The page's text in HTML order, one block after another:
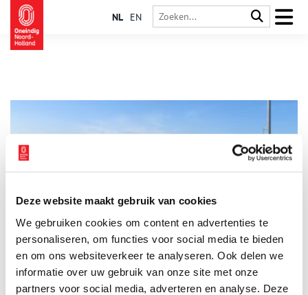
Deze website maakt gebruik van cookies
We gebruiken cookies om content en advertenties te
personaliseren, om functies voor social media te bieden
en om ons websiteverkeer te analyseren. Ook delen we
informatie over uw gebruik van onze site met onze
partners voor social media, adverteren en analyse. Deze
NL EN
Het was op een mooie zondag ‘besaeyt met Menschen’ op de
Spaarndammerdijk schreef Brederode (1585-1618). Hij had
stadgenoten zien lopen over de dijk met zicht op het weidse
polderland en het IJ. Even de stad ontvluchten – ook toen.
Wandel (in gedachten) met Brederode mee de stad uit. De dijk
op naar Spaarndam.